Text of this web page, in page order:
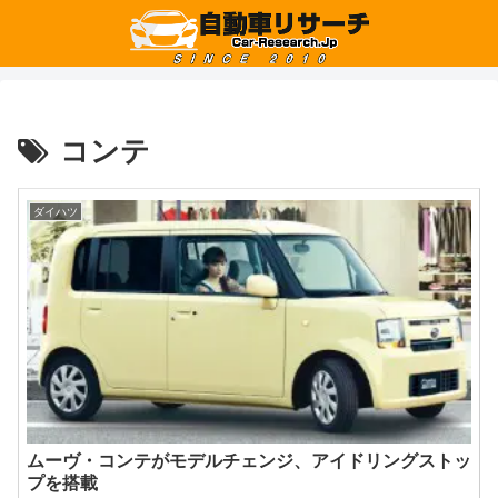
コンテ
ダイハツ
ムーヴ・コンテがモデルチェンジ、アイドリングストッ
プを搭載